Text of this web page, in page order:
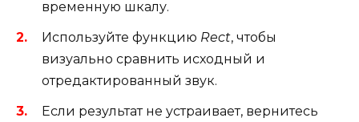
временную шкалу.
Используйте функцию Rect, чтобы
визуально сравнить исходный и
отредактированный звук.
Если результат не устраивает, вернитесь